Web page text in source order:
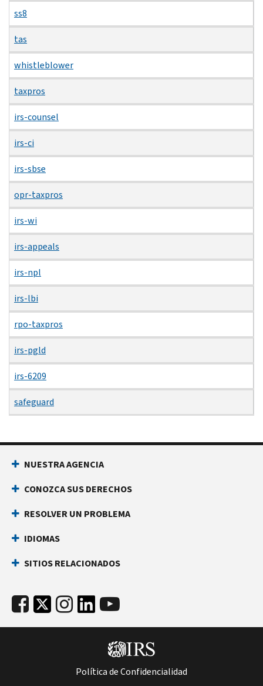
ss8
tas
whistleblower
taxpros
irs-counsel
irs-ci
irs-sbse
opr-taxpros
irs-wi
irs-appeals
irs-npl
irs-lbi
rpo-taxpros
irs-pgld
irs-6209
safeguard
NUESTRA AGENCIA
CONOZCA SUS DERECHOS
RESOLVER UN PROBLEMA
IDIOMAS
SITIOS RELACIONADOS
Política de Confidencialidad